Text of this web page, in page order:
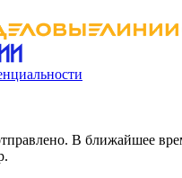
В ближайшее